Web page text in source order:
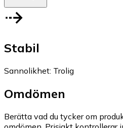
Stabil
Sannolikhet: Trolig
Omdömen
Berätta vad du tycker om